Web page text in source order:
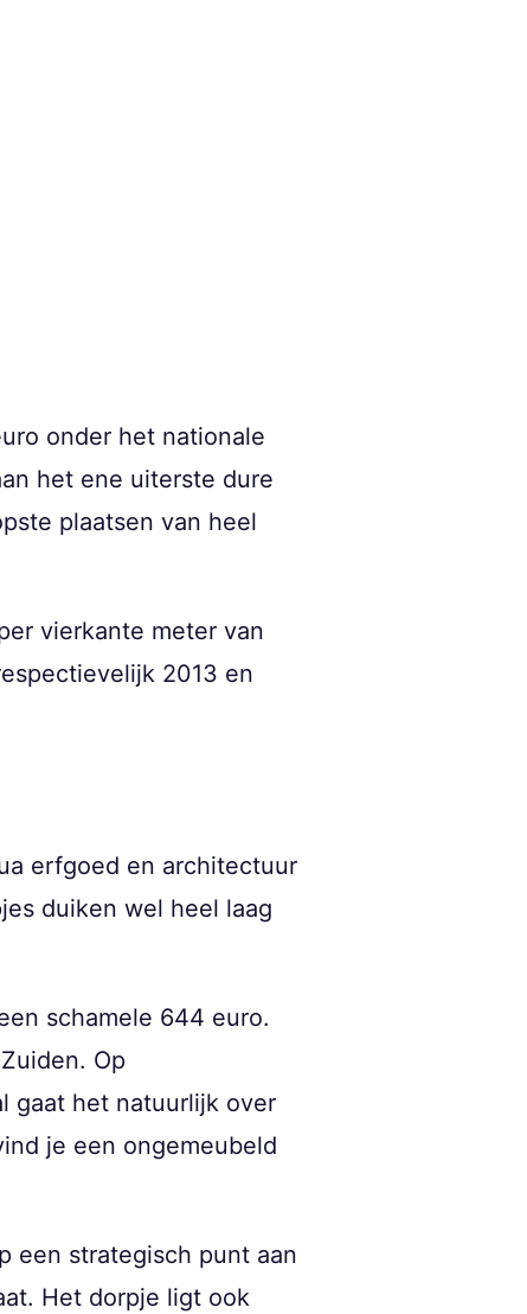
onder het nationale
het ene uiterste dure
plaatsen van heel
vierkante meter van
2013 en
erfgoed en architectuur
duiken wel heel laag
schamele 644 euro.
Op
gaat het natuurlijk over
je een ongemeubeld
een strategisch punt aan
Het dorpje ligt ook